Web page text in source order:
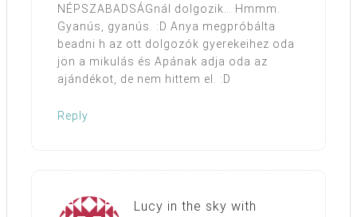
NÉPSZABADSÁGnál dolgozik… Hmmm.
Gyanús, gyanús. :D Anya megpróbálta
beadni h az ott dolgozók gyerekeihez oda
jön a mikulás és Apának adja oda az
ajándékot, de nem hittem el. :D
Reply
Lucy in the sky with